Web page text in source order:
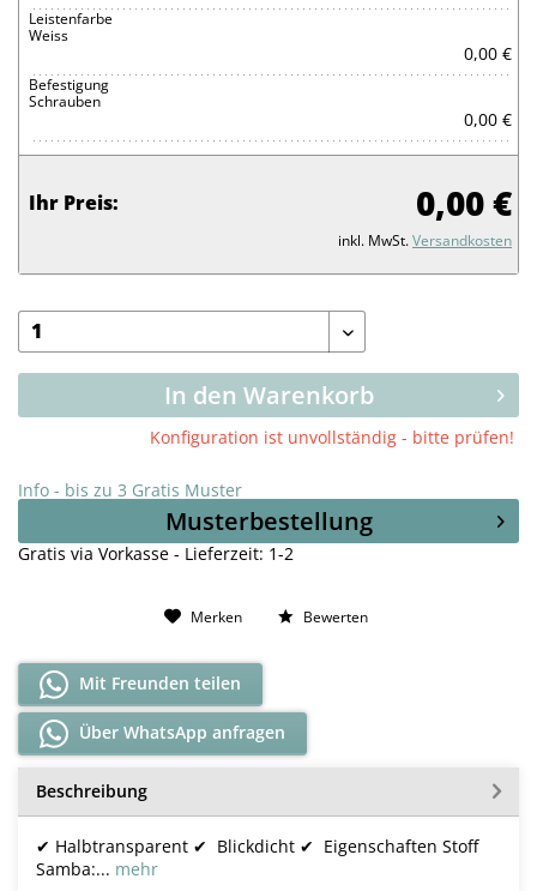
Leistenfarbe
Weiss
0,00 €
Befestigung
Schrauben
0,00 €
Ihr Preis: 0,00 €
inkl. MwSt.Versandkosten
In den Warenkorb
Konfiguration ist unvollständig - bitte prüfen!
Musterbestellung
Info - bis zu 3 Gratis Muster
Gratis via Vorkasse - Lieferzeit: 1-2
Merken Bewerten
Mit Freunden teilen
Über WhatsApp anfragen
Beschreibung
✔ Halbtransparent ✔ Blickdicht ✔ Eigenschaften Stoff
Samba:... mehr